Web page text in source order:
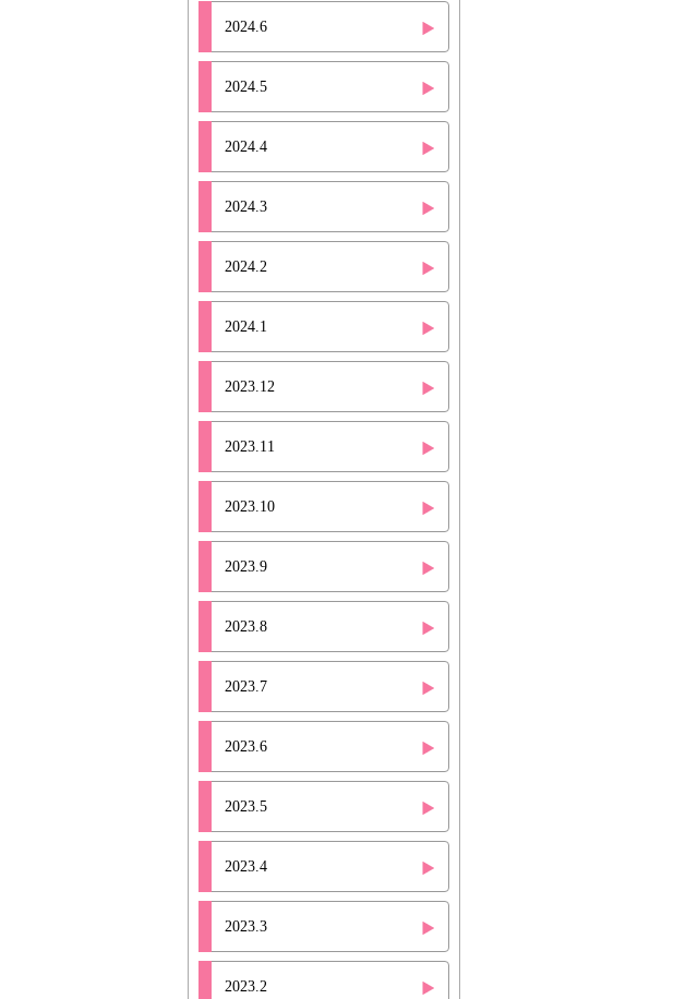
2024.6
2024.5
2024.4
2024.3
2024.2
2024.1
2023.12
2023.11
2023.10
2023.9
2023.8
2023.7
2023.6
2023.5
2023.4
2023.3
2023.2